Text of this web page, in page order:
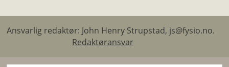
Ansvarlig redaktør: John Henry Strupstad, js@fysio.no.
Redaktøransvar